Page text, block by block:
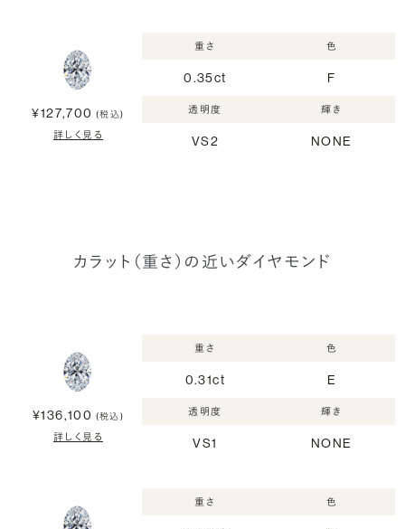
¥127,700 (税込)
詳しく見る
重さ
0.35ct
色
F
透明度
VS2
輝き
NONE
カラット（重さ）の近いダイヤモンド
¥136,100 (税込)
詳しく見る
重さ
0.31ct
色
E
透明度
VS1
輝き
NONE
重さ 色